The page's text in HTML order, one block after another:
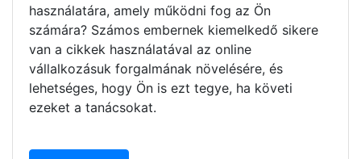
használatára, amely működni fog az Ön
számára? Számos embernek kiemelkedő sikere
van a cikkek használatával az online
vállalkozásuk forgalmának növelésére, és
lehetséges, hogy Ön is ezt tegye, ha követi
ezeket a tanácsokat.